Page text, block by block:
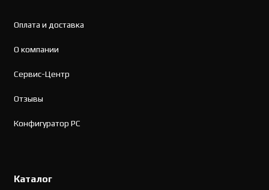
Оплата и доставка
О компании
Сервис-Центр
Отзывы
Конфигуратор PC
Каталог